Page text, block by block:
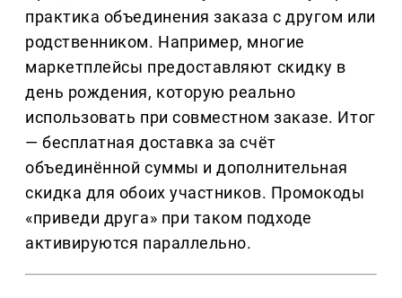
практика объединения заказа с другом или
родственником. Например, многие
маркетплейсы предоставляют скидку в
день рождения, которую реально
использовать при совместном заказе. Итог
— бесплатная доставка за счёт
объединённой суммы и дополнительная
скидка для обоих участников. Промокоды
«приведи друга» при таком подходе
активируются параллельно.